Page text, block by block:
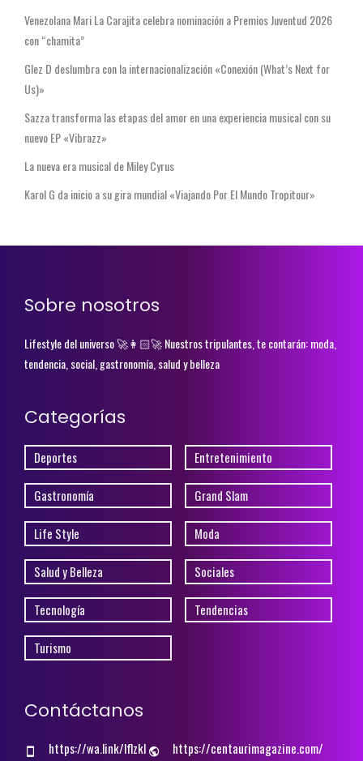
Venezolana Mari La Carajita celebra nominación a Premios Juventud 2026
con “chamita”
Glez D deslumbra con la internacionalización «Conexión (What’s Next for
Us)»
Sazza transforma las etapas del amor en una experiencia musical con su
nuevo EP «Vibrazz»
La nueva era musical de Miley Cyrus
Karol G da inicio a su gira mundial «Viajando Por El Mundo Tropitour»
Sobre nosotros
Lifestyle del universo 🚀👩🏻‍🚀 Nuestros tripulantes, te contarán: moda,
tendencia, social, gastronomía, salud y belleza
Categorías
Deportes Entretenimiento
Gastronomía Grand Slam
Life Style Moda
Salud y Belleza Sociales
Tecnología Tendencias
Turismo
Contáctanos
https://wa.link/lflzkl https://centaurimagazine.com/